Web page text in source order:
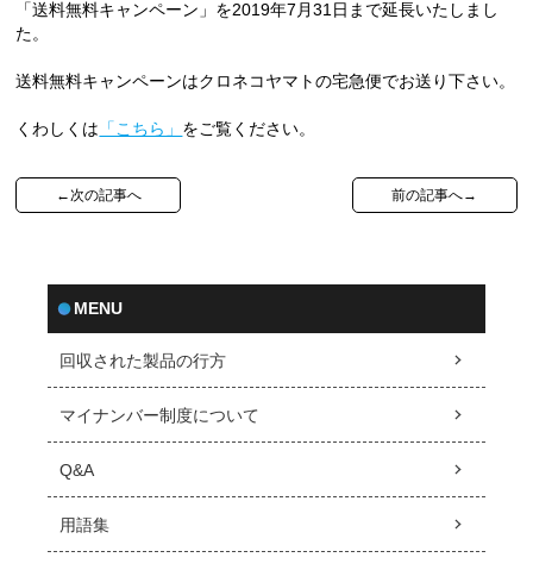
「送料無料キャンペーン」を2019年7月31日まで延長いたしまし
た。
送料無料キャンペーンはクロネコヤマトの宅急便でお送り下さい。
くわしくは 「こちら」 をご覧ください。
前の記事へ→
←次の記事へ
MENU
回収された製品の行方
マイナンバー制度について
Q&A
用語集